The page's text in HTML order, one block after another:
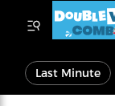
Last Minute